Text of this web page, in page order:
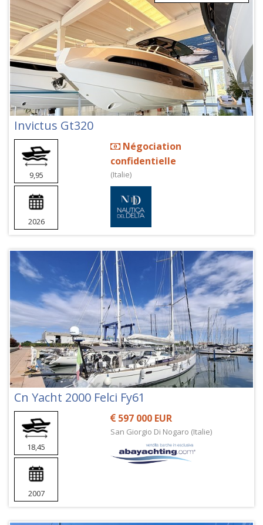
Invictus Gt320
9,95
2026
Négociation
confidentielle
(Italie)
Cn Yacht 2000 Felci Fy61
18,45
2007
597 000 EUR
San Giorgio Di Nogaro (Italie)